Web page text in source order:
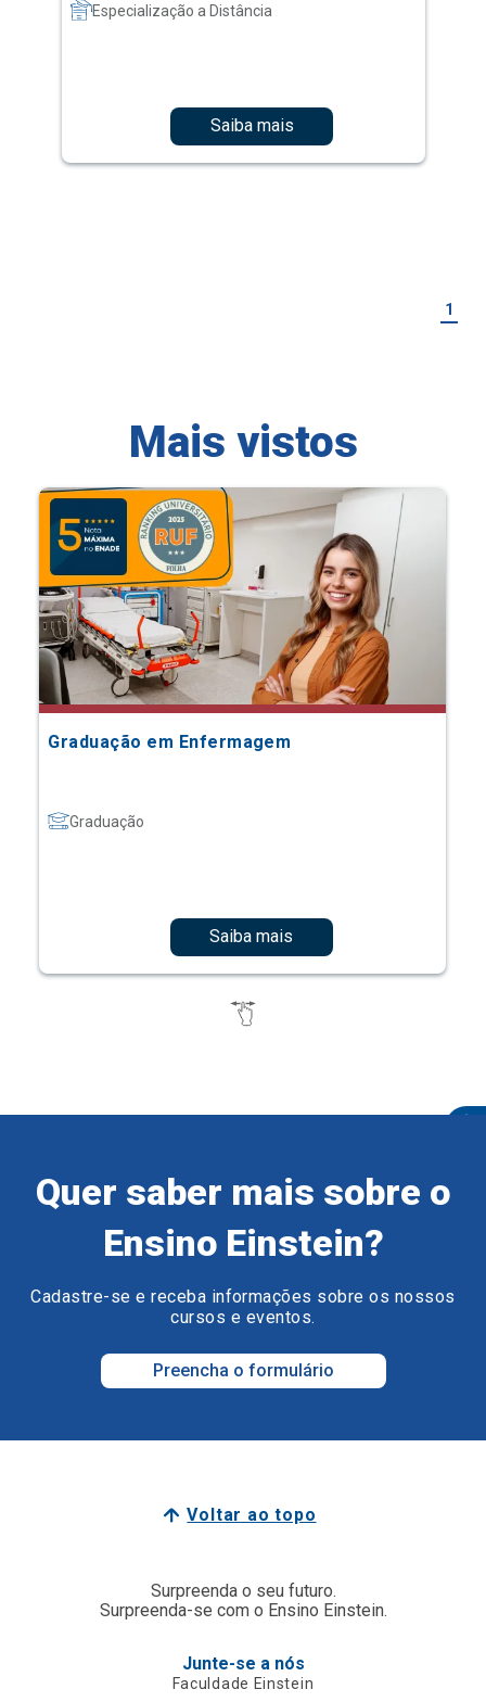
Especialização a Distância
Saiba mais
1
Mais vistos
Graduação em Enfermagem
Graduação
Saiba mais
Quer saber mais sobre o
Ensino Einstein?
Cadastre-se e receba informações sobre os nossos
cursos e eventos.
Preencha o formulário
Voltar ao topo
Surpreenda o seu futuro.
Surpreenda-se com o Ensino Einstein.
Junte-se a nós
Faculdade Einstein